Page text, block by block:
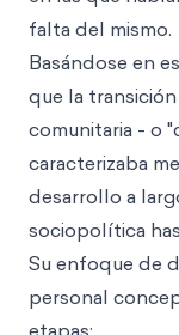
falta del mismo.
Basándose en
que la
comunitaria - o
caracterizaba
desarrollo a
sociopolítica
Su enfoque de
personal